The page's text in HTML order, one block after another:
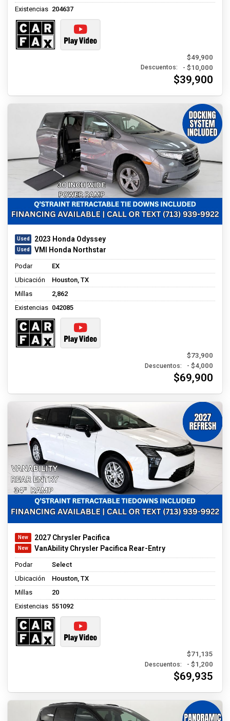
Existencias 204637
$49,900
Descuentos: - $10,000
$39,900
2023 Honda Odyssey
VMI Honda Northstar
Podar
EX
Ubicación
Houston, TX
Millas
2,862
Existencias 042085
$73,900
Descuentos: - $4,000
$69,900
2027 Chrysler Pacifica
VanAbility Chrysler Pacifica Rear-Entry
Podar
Select
Ubicación
Houston, TX
Millas
20
Existencias 551092
$71,135
Descuentos: - $1,200
$69,935